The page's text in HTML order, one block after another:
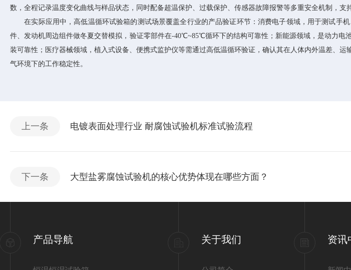
数，全程记录温度变化曲线与样品状态，同时配备超温保护、过载保护、传感器故障报警等多重安全机制，支
在实际应用中，高低温循环试验箱的测试场景覆盖全行业的产品验证环节：消费电子领域，用于测试手
件、发动机周边组件做冬夏交替模拟，验证零部件在-40℃~85℃循环下的结构可靠性；新能源领域，是动力
装可靠性；医疗器械领域，植入式设备、便携式监护仪等需通过高低温循环验证，确认其在人体内外温差、
气环境下的工作稳定性。
上一条 电镀表面处理行业 耐腐蚀试验机标准试验流程
下一条 大型盐雾腐蚀试验机的核心优势体现在哪些方面？
产品导航 关于我们 资讯